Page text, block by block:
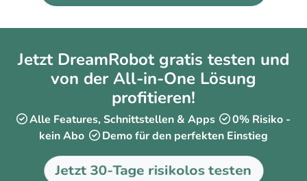
Jetzt DreamRobot gratis testen und
von der All-in-One Lösung
profitieren!
Alle Features, Schnittstellen & Apps
0% Risiko -
kein Abo
Demo für den perfekten Einstieg
Jetzt 30-Tage risikolos testen